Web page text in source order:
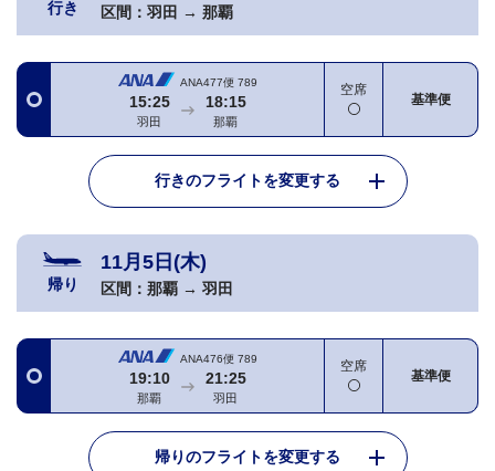
行き 区間： 羽田 → 那覇
ANA477便 789
15:25
羽田
18:15
那覇
空席
基準便
行きのフライトを変更する
帰り
11月5日(木)
区間： 那覇 → 羽田
ANA476便 789
19:10
那覇
21:25
羽田
空席
基準便
帰りのフライトを変更する